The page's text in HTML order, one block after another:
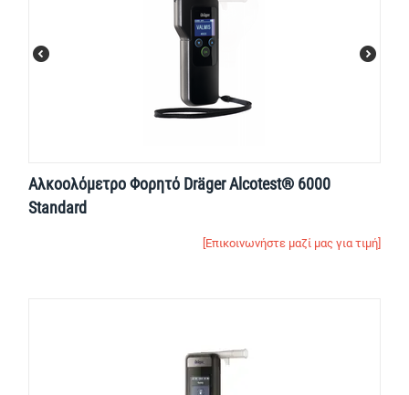
Αλκοολόμετρο Φορητό Dräger Alcotest® 6000
Standard
[Επικοινωνήστε μαζί μας για τιμή]